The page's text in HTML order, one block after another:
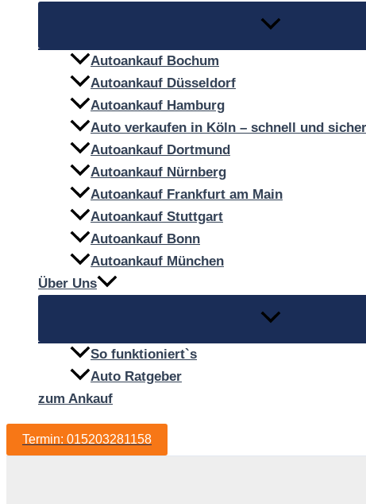
Autoankauf Bochum
Autoankauf Düsseldorf
Autoankauf Hamburg
Auto verkaufen in Köln – schnell und
Autoankauf Dortmund
Autoankauf Nürnberg
Autoankauf Frankfurt am Main
Autoankauf Stuttgart
Autoankauf Bonn
Autoankauf München
Über Uns
So funktioniert`s
Auto Ratgeber
zum Ankauf
Termin: 015203281158